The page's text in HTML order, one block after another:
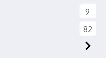
9
82